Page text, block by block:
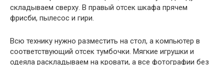
складываем сверху. В правый отсек шкафа прячем
фрисби, пылесос и гири.
Всю технику нужно разместить на стол, а компьютер в
соответствующий отсек тумбочки. Мягкие игрушки и
одеяла раскладываем на кровати, а все фотографии без